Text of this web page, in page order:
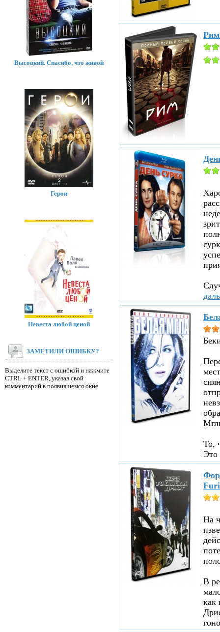
Рим
То,
На
В
как
Высоцкий. Спасибо, что живой
Герои
Невеста любой ценой
ЗАМЕТИЛИ ОШИБКУ?
Выделите текст с ошибкой и нажмите
CTRL + ENTER, указав свой
комментарий в появившемся окне